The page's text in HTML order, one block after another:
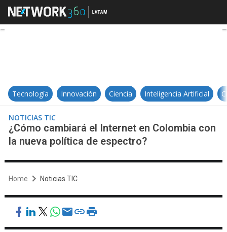
¿Cómo cambiará el Internet en
Tecnología Innovación Ciencia Inteligencia Artificial
NOTICIAS TIC
¿Cómo cambiará el Internet en Colombia con
la nueva política de espectro?
Home Noticias TIC